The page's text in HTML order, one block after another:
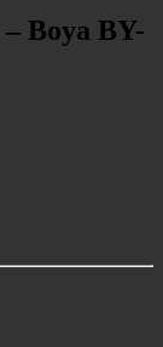
Boya BY-